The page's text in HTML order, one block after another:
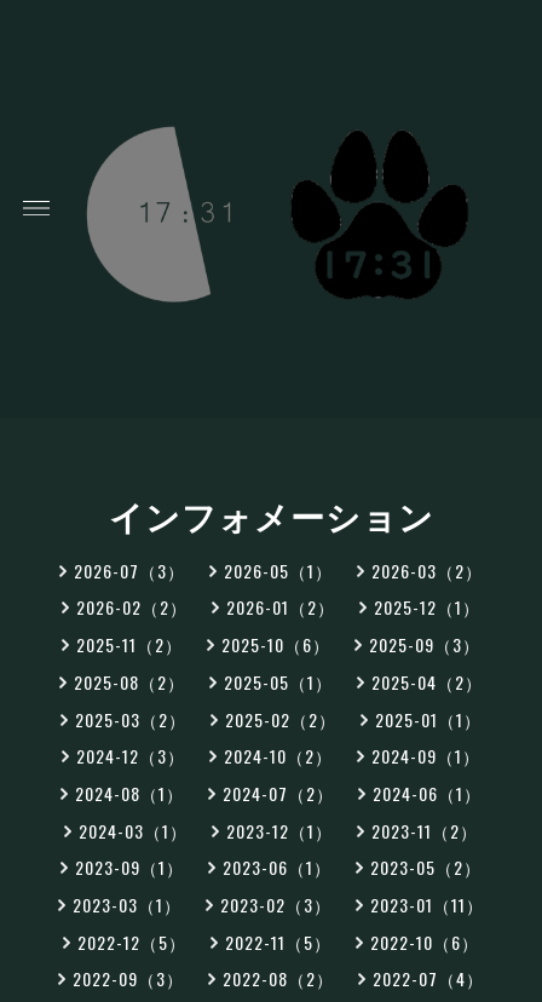
インフォメーション
2026-07（3） 2026-05（1）
2026-03（2）
2026-02（2）
2026-01（2）
2025-12（1）
2025-11（2）
2025-10（6）
2025-09（3）
2025-08（2）
2025-05（1）
2025-04（2）
2025-03（2）
2025-02（2）
2025-01（1）
2024-12（3）
2024-10（2）
2024-09（1）
2024-08（1）
2024-07（2）
2024-06（1）
2024-03（1）
2023-12（1）
2023-11（2）
2023-09（1）
2023-06（1）
2023-05（2）
2023-03（1）
2023-02（3）
2023-01（11）
2022-12（5）
2022-11（5）
2022-10（6）
2022-09（3）
2022-08（2）
2022-07（4）